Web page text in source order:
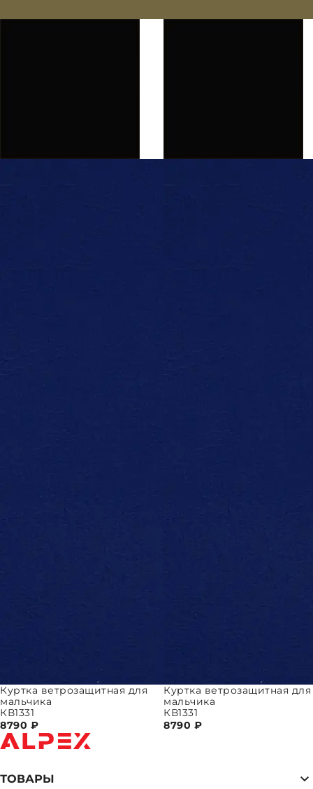
Куртка ветрозащитная для
мальчика
КВ1331
8790 ₽
Куртка ветрозащитная для
мальчика
КВ1331
8790 ₽
ТОВАРЫ